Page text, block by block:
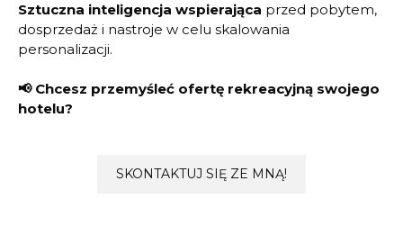
Sztuczna inteligencja wspierająca przed pobytem,
dosprzedaż i nastroje w celu skalowania
personalizacji.
📢 Chcesz przemyśleć ofertę rekreacyjną swojego
hotelu?
SKONTAKTUJ SIĘ ZE MNĄ!